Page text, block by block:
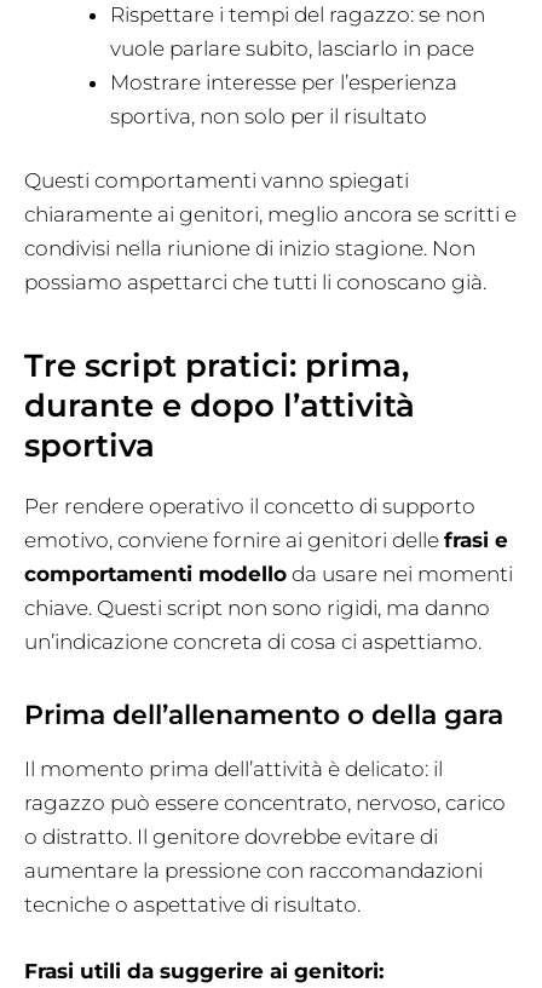
Rispettare i tempi del ragazzo: se non
vuole parlare subito, lasciarlo in pace
Mostrare interesse per l’esperienza
sportiva, non solo per il risultato
Questi comportamenti vanno spiegati
chiaramente ai genitori, meglio ancora se scritti e
condivisi nella riunione di inizio stagione. Non
possiamo aspettarci che tutti li conoscano già.
Tre script pratici: prima,
durante e dopo l’attività
sportiva
Per rendere operativo il concetto di supporto
emotivo, conviene fornire ai genitori delle frasi e
comportamenti modello da usare nei momenti
chiave. Questi script non sono rigidi, ma danno
un’indicazione concreta di cosa ci aspettiamo.
Prima dell’allenamento o della gara
Il momento prima dell’attività è delicato: il
ragazzo può essere concentrato, nervoso, carico
o distratto. Il genitore dovrebbe evitare di
aumentare la pressione con raccomandazioni
tecniche o aspettative di risultato.
Frasi utili da suggerire ai genitori: